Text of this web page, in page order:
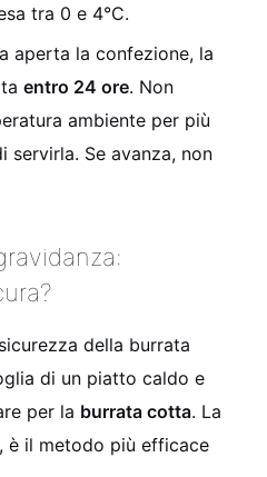
tra 0 e 4°C.
aperta la confezione, la
entro 24 ore. Non
ambiente per più
servirla. Se avanza, non
della burrata
di un piatto caldo e
per la burrata cotta. La
è il metodo più efficace